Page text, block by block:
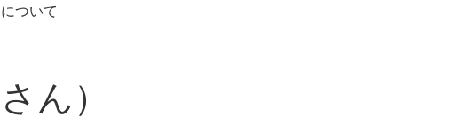
ついて
ん）